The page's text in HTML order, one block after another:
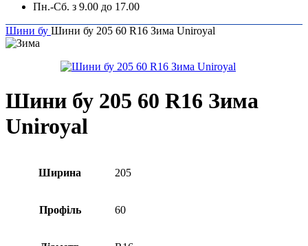
Пн.-Сб. з 9.00 до 17.00
Шини бу Шини бу 205 60 R16 Зима Uniroyal
Шини бу 205 60 R16 Зима
Uniroyal
Ширина 205
Профіль 60